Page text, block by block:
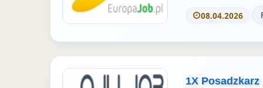
08.04.2026
1X Posadzkarz